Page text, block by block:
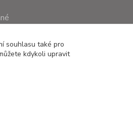
souhlasu také pro
kdykoli upravit